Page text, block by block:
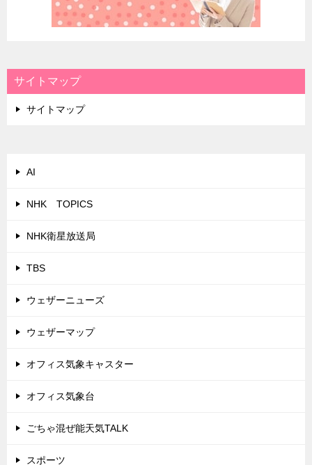
サイトマップ
サイトマップ
AI
NHK TOPICS
NHK衛星放送局
TBS
ウェザーニューズ
ウェザーマップ
オフィス気象キャスター
オフィス気象台
ごちゃ混ぜ能天気TALK
スポーツ